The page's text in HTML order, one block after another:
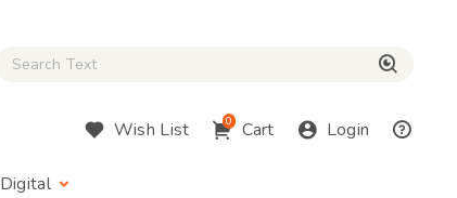
Close Search box
Wish List 0 Cart Login
Digital